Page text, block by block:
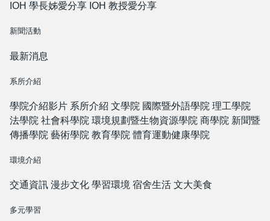
IOH 學長姊愛分享 IOH 教授愛分享
新聞活動
最新消息
系所介紹
學院介紹影片 系所介紹 文學院 國際暨外語學院 理工學院
法學院 社會科學院 環境規劃暨生物資源學院 商學院 新聞暨
傳播學院 藝術學院 教育學院 體育運動健康學院
環境介紹
交通資訊 漫步文化 學習環境 宿舍生活 文大美食
多元學習